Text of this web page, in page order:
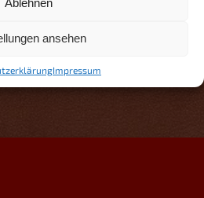
Ablehnen
ansehen
Impressum